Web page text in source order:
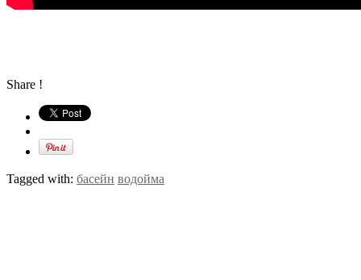
Share !
Tagged with: басейн водойма